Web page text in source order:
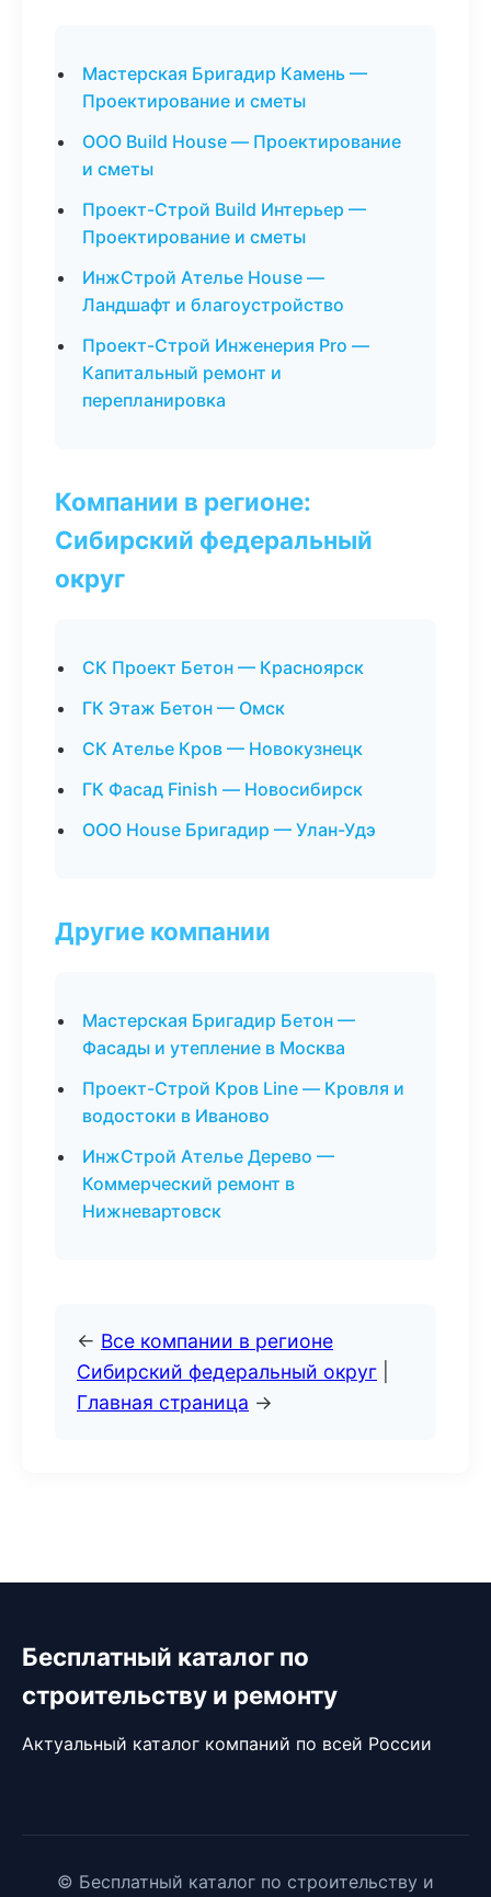
Мастерская Бригадир Камень —
Проектирование и сметы
ООО Build House — Проектирование
и сметы
Проект-Строй Build Интерьер —
Проектирование и сметы
ИнжСтрой Ателье House —
Ландшафт и благоустройство
Проект-Строй Инженерия Pro —
Капитальный ремонт и
перепланировка
Компании в регионе:
Сибирский федеральный
округ
СК Проект Бетон — Красноярск
ГК Этаж Бетон — Омск
СК Ателье Кров — Новокузнецк
ГК Фасад Finish — Новосибирск
ООО House Бригадир — Улан-Удэ
Другие компании
Мастерская Бригадир Бетон —
Фасады и утепление в Москва
Проект-Строй Кров Line — Кровля и
водостоки в Иваново
ИнжСтрой Ателье Дерево —
Коммерческий ремонт в
Нижневартовск
← Все компании в регионе
Сибирский федеральный округ
Главная страница →
Бесплатный каталог по
строительству и ремонту
Актуальный каталог компаний по всей России
© Бесплатный каталог по строительству и